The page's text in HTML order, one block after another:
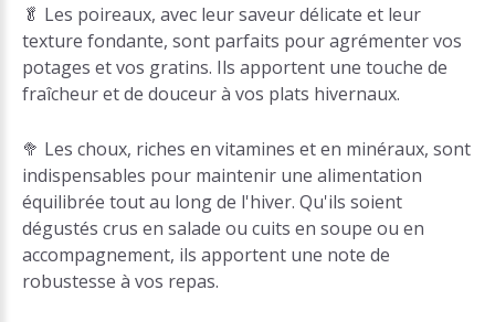
🥬 Les poireaux, avec leur saveur délicate et leur
texture fondante, sont parfaits pour agrémenter vos
potages et vos gratins. Ils apportent une touche de
fraîcheur et de douceur à vos plats hivernaux.
🥦 Les choux, riches en vitamines et en minéraux, sont
indispensables pour maintenir une alimentation
équilibrée tout au long de l'hiver. Qu'ils soient
dégustés crus en salade ou cuits en soupe ou en
accompagnement, ils apportent une note de
robustesse à vos repas.